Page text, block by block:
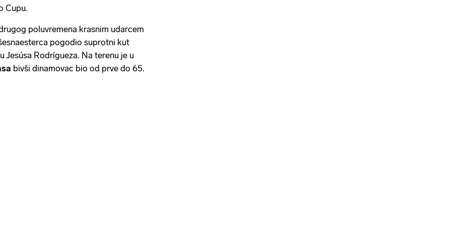
Cupu.
poluvremena krasnim udarcem
pogodio suprotni kut
Jesúsa Rodrígueza. Na terenu je u
bivši dinamovac bio od prve do 65.